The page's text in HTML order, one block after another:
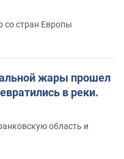
со стран Европы
жары прошел
в реки.
область и